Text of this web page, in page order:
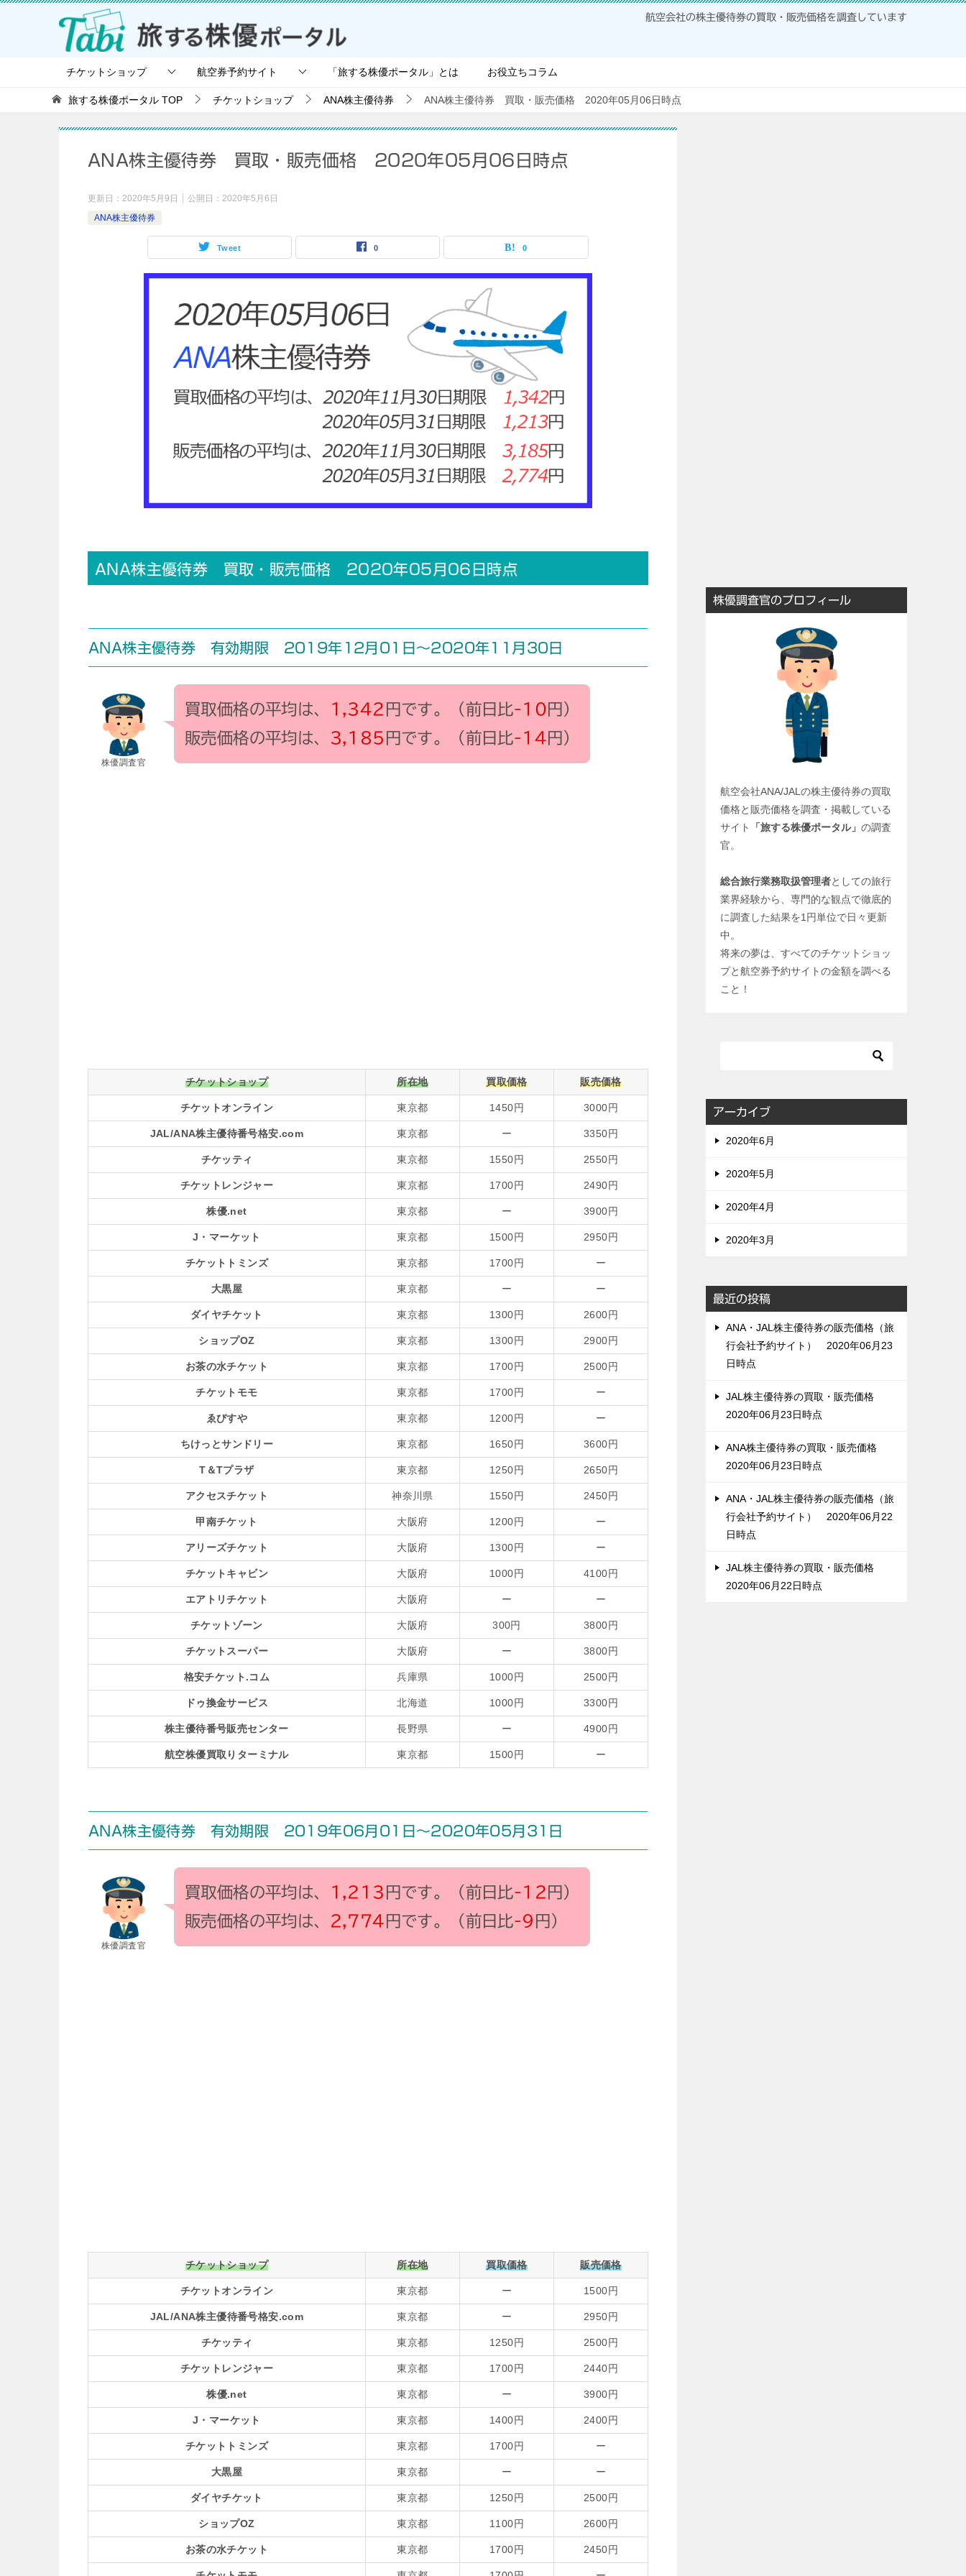
航空会社の株主優待券の買取・販売価格を調査しています
チケットショップ 航空券予約サイト 「旅する株優ポータル」とは お役立ちコラム
旅する株優ポータル TOP チケットショップ ANA株主優待券 ANA株主優待券 買取・販売価格 2020年05月06日時点
ANA株主優待券 買取・販売価格 2020年05月06日時点
更新日： 2020年5月9日 公開日： 2020年5月6日
ANA株主優待券
Tweet 0 0
ANA株主優待券 買取・販売価格 2020年05月06日時点
ANA株主優待券 有効期限 2019年12月01日～2020年11月30日
株優調査官
買取価格の平均は、 1,342 円です。（前日比-10円）
販売価格の平均は、
3,185 円です。（前日比-14円）
チケットショップ 所在地 買取価格 販売価格
チケットオンライン 東京都 1450円 3000円
JAL/ANA株主優待番号格安.com 東京都 ー 3350円
チケッティ 東京都 1550円 2550円
チケットレンジャー 東京都 1700円 2490円
株優.net 東京都 ー 3900円
J・マーケット 東京都 1500円 2950円
チケットトミンズ 東京都 1700円 ー
大黒屋 東京都 ー ー
ダイヤチケット 東京都 1300円 2600円
ショップOZ 東京都 1300円 2900円
お茶の水チケット 東京都 1700円 2500円
チケットモモ 東京都 1700円 ー
ゑびすや 東京都 1200円 ー
ちけっとサンドリー 東京都 1650円 3600円
T＆Tプラザ 東京都 1250円 2650円
アクセスチケット 神奈川県 1550円 2450円
甲南チケット 大阪府 1200円 ー
アリーズチケット 大阪府 1300円 ー
チケットキャビン 大阪府 1000円 4100円
エアトリチケット 大阪府 ー ー
チケットゾーン 大阪府 300円 3800円
チケットスーパー 大阪府 ー 3800円
格安チケット.コム 兵庫県 1000円 2500円
ドゥ換金サービス 北海道 1000円 3300円
株主優待番号販売センター 長野県 ー 4900円
航空株優買取りターミナル 東京都 1500円 ー
ANA株主優待券 有効期限 2019年06月01日～2020年05月31日
株優調査官
買取価格の平均は、 1,213 円です。（前日比-12 円）
販売価格の平均は、
2,774 円です。（前日比-9 円）
チケットショップ 所在地 買取価格 販売価格
チケットオンライン 東京都 ー 1500円
JAL/ANA株主優待番号格安.com 東京都 ー 2950円
チケッティ 東京都 1250円 2500円
チケットレンジャー 東京都 1700円 2440円
株優.net 東京都 ー 3900円
J・マーケット 東京都 1400円 2400円
チケットトミンズ 東京都 1700円 ー
大黒屋 東京都 ー ー
ダイヤチケット 東京都 1250円 2500円
ショップOZ 東京都 1100円 2600円
お茶の水チケット 東京都 1700円 2450円
株優調査官のプロフィール
航空会社ANA/JALの株主優待券の買取
価格と販売価格を調査・掲載している
サイト
「旅する株優ポータル」 の調査
官。
総合旅行業務取扱管理者としての旅行
業界経験から、専門的な観点で徹底的
に調査した結果を1円単位で日々更新
中。
将来の夢は、すべてのチケットショッ
プと航空券予約サイトの金額を調べる
こと！
アーカイブ
2020年6月
2020年5月
2020年4月
2020年3月
最近の投稿
ANA・JAL株主優待券の販売価格（旅
行会社予約サイト） 2020年06月23
日時点
JAL株主優待券の買取・販売価格
2020年06月23日時点
ANA株主優待券の買取・販売価格
2020年06月23日時点
ANA・JAL株主優待券の販売価格（旅
行会社予約サイト） 2020年06月22
日時点
JAL株主優待券の買取・販売価格
2020年06月22日時点